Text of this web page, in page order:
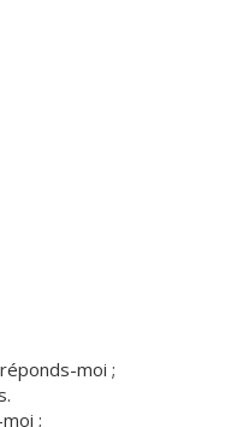
moi ;
;